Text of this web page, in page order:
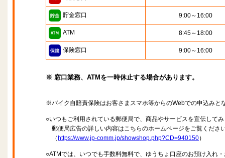
貯金窓口 9:00～16:00
ATM 8:45～18:00
保険窓口 9:00～16:00
※ 窓口業務、ATMを一時休止する場合があります。
※バイク自賠責保険はお客さまスマホ等からのWebでの申込みと
○いつもご利用されている郵便局で、商品やサービスを宣伝して
郵便局広告の詳しい内容はこちらのホームページをご覧くださ
（ https://www.jp-comm.jp/showshop.php?CD=940150）
○ATMでは、いつでも手数料無料で、ゆうちょ口座のお預け入れ